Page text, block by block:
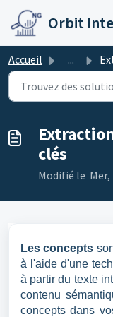
Passer au contenu
Orbit
Accueil ...
clés
Modifié le Mer,
Les concepts
à l'aide d'une
à partir du texte
contenu
concepts dans